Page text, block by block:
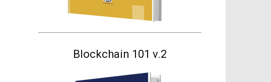
Blockchain 101 v.2